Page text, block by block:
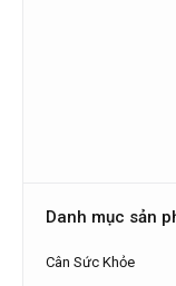
Danh mục sản
Cân Sức Khỏe